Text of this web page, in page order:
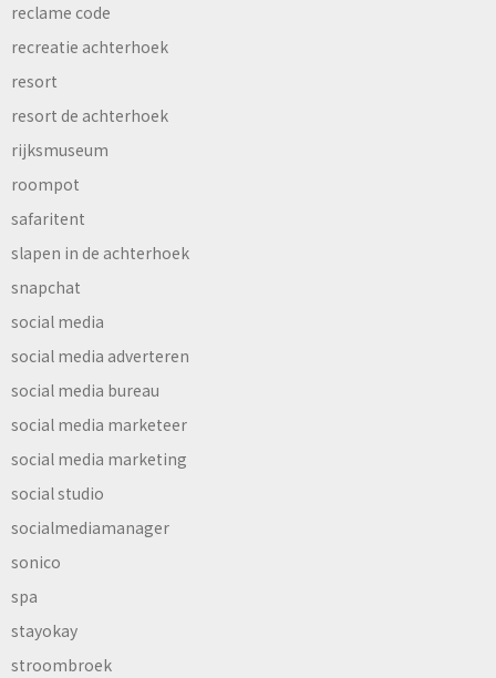
reclame code
recreatie achterhoek
resort
resort de achterhoek
rijksmuseum
roompot
safaritent
slapen in de achterhoek
snapchat
social media
social media adverteren
social media bureau
social media marketeer
social media marketing
social studio
socialmediamanager
sonico
spa
stayokay
stroombroek